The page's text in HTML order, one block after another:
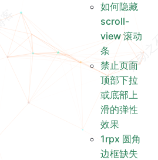
小程序上传打包产物
如何隐藏
scroll-
view 滚动
条
禁止页面
顶部下拉
或底部上
滑的弹性
效果
1rpx 圆角
边框缺失